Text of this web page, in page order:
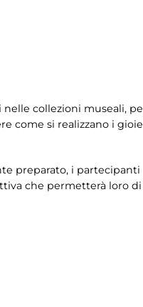
collezioni museali,
come si realizzano i
preparato, i
che permetterà loro